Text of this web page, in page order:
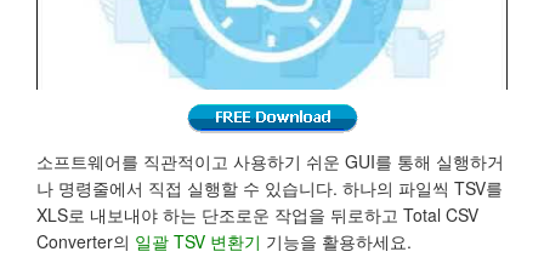
소프트웨어를 직관적이고 사용하기 쉬운 GUI를 통해 실행하거
나 명령줄에서 직접 실행할 수 있습니다. 하나의 파일씩 TSV를
XLS로 내보내야 하는 단조로운 작업을 뒤로하고 Total CSV
Converter의 일괄 TSV 변환기 기능을 활용하세요.